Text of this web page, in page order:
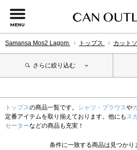
MENU
Samansa Mos2 Lagom トップス カット
さらに絞り込む
トップスの商品一覧です。 シャツ・ブラウスや
定番アイテムを取り揃えております。他にも ス
セーターなどの商品も充実！
条件に一致する商品は見つかり